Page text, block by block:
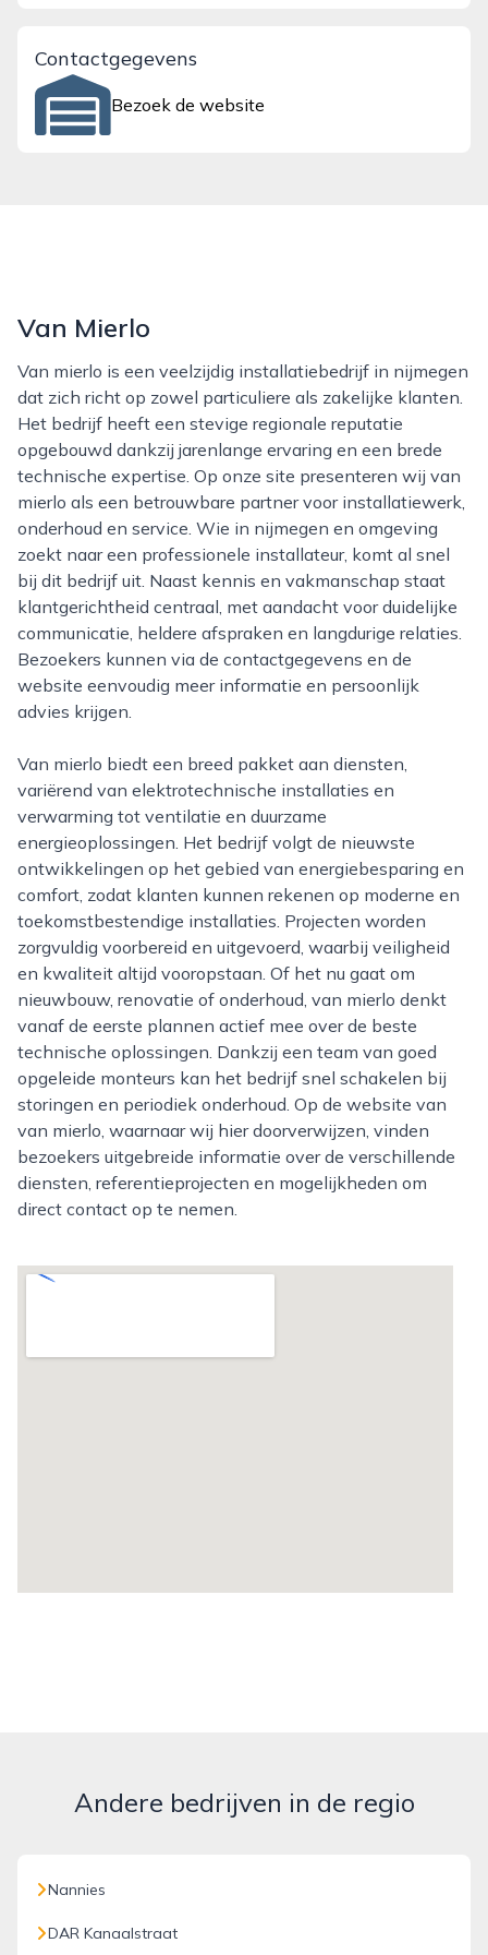
Contactgegevens
Bezoek de website
Van Mierlo
Van mierlo is een veelzijdig installatiebedrijf in nijmegen
dat zich richt op zowel particuliere als zakelijke klanten.
Het bedrijf heeft een stevige regionale reputatie
opgebouwd dankzij jarenlange ervaring en een brede
technische expertise. Op onze site presenteren wij van
mierlo als een betrouwbare partner voor installatiewerk,
onderhoud en service. Wie in nijmegen en omgeving
zoekt naar een professionele installateur, komt al snel
bij dit bedrijf uit. Naast kennis en vakmanschap staat
klantgerichtheid centraal, met aandacht voor duidelijke
communicatie, heldere afspraken en langdurige relaties.
Bezoekers kunnen via de contactgegevens en de
website eenvoudig meer informatie en persoonlijk
advies krijgen.
Van mierlo biedt een breed pakket aan diensten,
variërend van elektrotechnische installaties en
verwarming tot ventilatie en duurzame
energieoplossingen. Het bedrijf volgt de nieuwste
ontwikkelingen op het gebied van energiebesparing en
comfort, zodat klanten kunnen rekenen op moderne en
toekomstbestendige installaties. Projecten worden
zorgvuldig voorbereid en uitgevoerd, waarbij veiligheid
en kwaliteit altijd vooropstaan. Of het nu gaat om
nieuwbouw, renovatie of onderhoud, van mierlo denkt
vanaf de eerste plannen actief mee over de beste
technische oplossingen. Dankzij een team van goed
opgeleide monteurs kan het bedrijf snel schakelen bij
storingen en periodiek onderhoud. Op de website van
van mierlo, waarnaar wij hier doorverwijzen, vinden
bezoekers uitgebreide informatie over de verschillende
diensten, referentieprojecten en mogelijkheden om
direct contact op te nemen.
Andere bedrijven in de regio
Nannies
DAR Kanaalstraat